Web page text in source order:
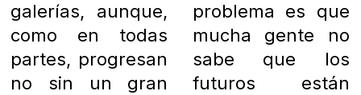
galerías, aunque,
como en todas
partes, progresan
no sin un gran
problema es que
mucha gente no
sabe que los
futuros están